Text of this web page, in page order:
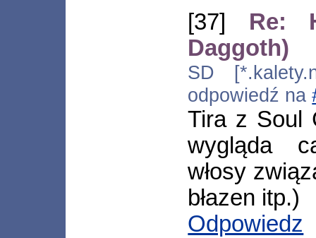
[37] Re:
Daggoth)
SD
odpowiedź na
Tira z Soul
wygląda
włosy
błazen itp.)
Odpowiedz